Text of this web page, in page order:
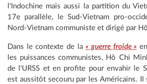
l'Indochine mais aussi la partition du
17e parallèle, le Sud-Vietnam pro-
Nord-Vietnam communiste et dirigé par
Dans le contexte de la« guerre froide »
les puissances communistes, Hô Chi
de l'URSS et en profite pour envahir le
est aussitôt secouru par les Américains. Il